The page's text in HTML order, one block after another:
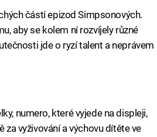
částí epizod Simpsonových.
aby se kolem ní rozvíjely různé
jde o ryzí talent a neprávem
numero, které vyjede na displeji,
vyživování a výchovu dítěte ve